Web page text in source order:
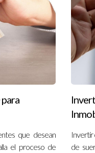
o abogado
inversión inmobiliaria.
que desean
el proceso de
Invertir
de